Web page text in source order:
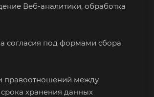
Веб-аналитики, обработка
согласия под формами сбора
правоотношений между
хранения данных